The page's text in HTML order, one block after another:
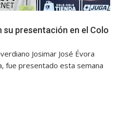
presentación en el Colo
Josimar José Évora
fue presentado esta semana